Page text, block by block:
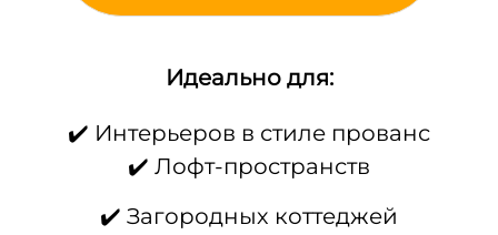
Идеально для:
✔️ Интерьеров в стиле прованс
✔️ Лофт-пространств
✔️ Загородных коттеджей